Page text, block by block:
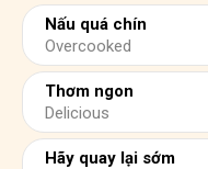
Nấu quá chín
Overcooked
Thơm ngon
Delicious
Hãy quay lại sớm